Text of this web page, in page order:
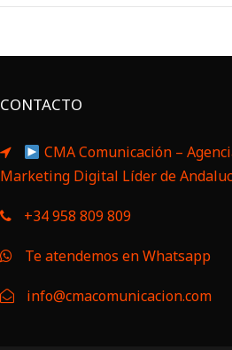
CONTACTO
CMA Comunicación –
Marketing Digital Líder de
+34 958 809 809
Te atendemos en Whatsapp
info@cmacomunicacion.com